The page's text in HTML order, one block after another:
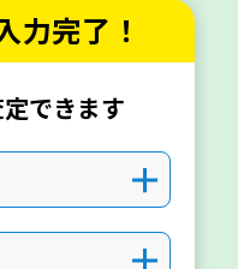
力完了！
できます
＋
＋